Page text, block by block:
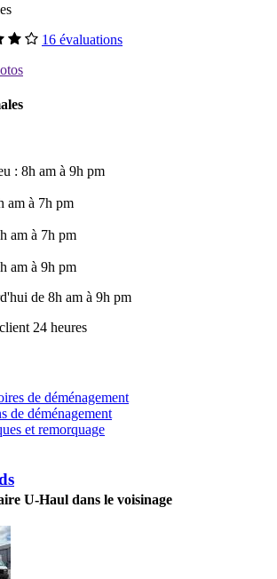
16 évaluations
: 8h am à 9h pm
am à 7h pm
am à 7h pm
am à 9h pm
de 8h am à 9h pm
24 heures
de déménagement
de déménagement
et remorquage
U-Haul dans le voisinage